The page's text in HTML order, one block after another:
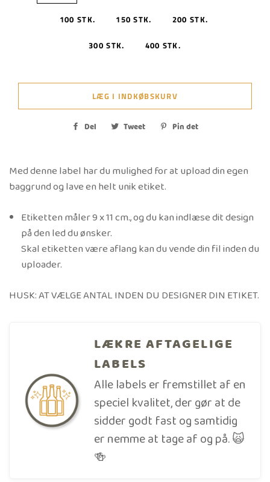
100 STK. 150 STK. 200 STK.
300 STK. 400 STK.
LÆG I INDKØBSKURV
Del
Del
Tweet
TweetPin det
Med denne label har du mulighed for at upload din egen
baggrund og lave en helt unik etiket.
Etiketten måler 9 x 11 cm., og du kan indlæse dit design
på den led du ønsker.
Skal etiketten være aflang kan du vende din fil inden du
uploader.
HUSK: AT VÆLGE ANTAL INDEN DU DESIGNER DIN ETIKET.
LÆKRE AFTAGELIGE
LABELS
Alle labels er fremstillet af en
speciel kvalitet, der gør at de
sidder godt fast og samtidig
er nemme at tage af og på. 🙀
🍻